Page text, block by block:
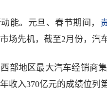
能。元旦、春节期间，
场先机，截至2月份，汽
部地区最大汽车经销商
收入370亿元的成绩位列